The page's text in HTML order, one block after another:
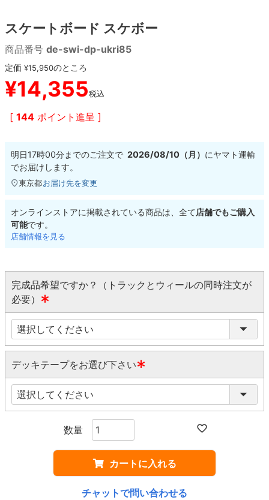
スケートボード スケボー
商品番号 de-swi-dp-ukri85
定価 ¥15,950のところ
¥14,355税込
[ 144 ポイント進呈 ]
明日17時00分までのご注文で 2026/08/10（月） にヤマト運輸
でお届けします。
東京都お届け先を変更
オンラインストアに掲載されている商品は、全て店舗でもご購入
可能です。
店舗情報を見る
完成品希望ですか？（トラックとウィールの同時注文が
必要）
(
必
須
)
デッキテープをお選び下さい
(
須
カートに入れる
チャットで問い合わせる
9.0inch以上
シェイプデッキ
高性能デッキ